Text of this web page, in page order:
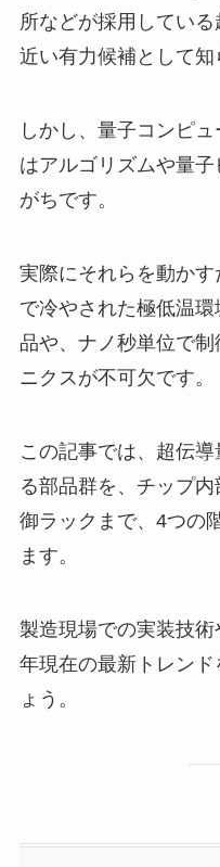
所などが採用してい
近い有力候補として知
しかし、量子コンピ
はアルゴリズムや量
がちです。
実際にそれらを動か
で冷やされた極低温
品や、ナノ秒単位で
ニクスが不可欠です。
この記事では、超伝
る部品群を、チップ
御ラックまで、4つの
ます。
製造現場での実装技
年現在の最新トレン
ょう。